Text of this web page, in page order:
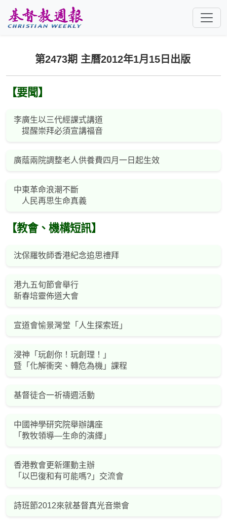
第2473期 主曆2012年1月15日出版
【要聞】
李廣生以三代經課式講道
提醒崇拜必須宣講福音
廣蔭兩院調整老人供養費四月一日起生效
中東革命浪潮不斷
人民再思生命真義
【教會、機構短訊】
沈保羅牧師香港紀念追思禮拜
港九五旬節會舉行
新春培靈佈道大會
宣道會愉景灣堂「人生探索班」
浸神「玩創你！玩創理！」
暨「化解衝突、轉危為機」課程
基督徒合一祈禱週活動
中國神學研究院舉辦講座
「教牧領導—生命的演繹」
香港教會更新運動主辦
「以巴復和有可能嗎?」交流會
詩班節2012來就基督真光音樂會